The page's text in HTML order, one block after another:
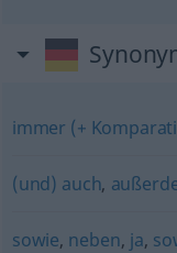
immer (+
(und) auch,
sowie, neben, ja,